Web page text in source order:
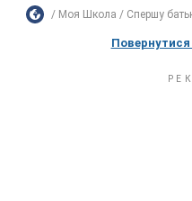
Моя Школа Спершу
Повернутися